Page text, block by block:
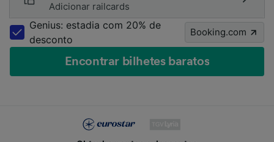
Adicionar railcards
Genius: estadia com 20% de
desconto
Booking.com
Encontrar bilhetes baratos